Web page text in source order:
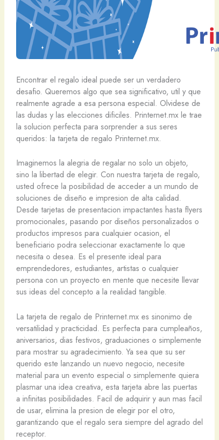
Encontrar el regalo ideal puede ser un verdadero
desafio. Queremos algo que sea significativo, util y que
realmente agrade a esa persona especial. Olvidese de
las dudas y las elecciones dificiles. Printernet.mx le trae
la solucion perfecta para sorprender a sus seres
queridos: la tarjeta de regalo Printernet.mx.
Imaginemos la alegria de regalar no solo un objeto,
sino la libertad de elegir. Con nuestra tarjeta de regalo,
usted ofrece la posibilidad de acceder a un mundo de
soluciones de diseño e impresion de alta calidad.
Desde tarjetas de presentacion impactantes hasta flyers
promocionales, pasando por diseños personalizados o
productos impresos para cualquier ocasion, el
beneficiario podra seleccionar exactamente lo que
necesita o desea. Es el presente ideal para
emprendedores, estudiantes, artistas o cualquier
persona con un proyecto en mente que necesite llevar
sus ideas del concepto a la realidad tangible.
La tarjeta de regalo de Printernet.mx es sinonimo de
versatilidad y practicidad. Es perfecta para cumpleaños,
aniversarios, dias festivos, graduaciones o simplemente
para mostrar su agradecimiento. Ya sea que su ser
querido este lanzando un nuevo negocio, necesite
material para un evento especial o simplemente quiera
plasmar una idea creativa, esta tarjeta abre las puertas
a infinitas posibilidades. Facil de adquirir y aun mas facil
de usar, elimina la presion de elegir por el otro,
garantizando que el regalo sera siempre del agrado del
receptor.